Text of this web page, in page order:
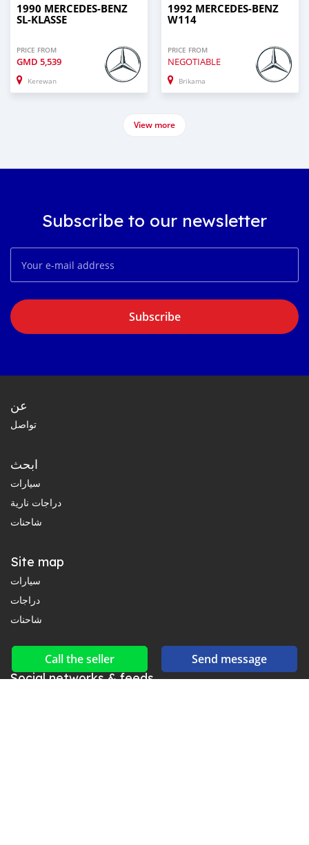
Call the seller Send message
1990 MERCEDES-BENZ
SL-KLASSE
PRICE FROM
GMD 5,539
Kerewan
1992 MERCEDES-BENZ
W114
PRICE FROM
NEGOTIABLE
Brikama
View more
Subscribe to our newsletter
Subscribe
عن
تواصل
ابحث
سيارات
دراجات نارية
شاحنات
Site map
سيارات
دراجات
شاحنات
Social networks & feeds